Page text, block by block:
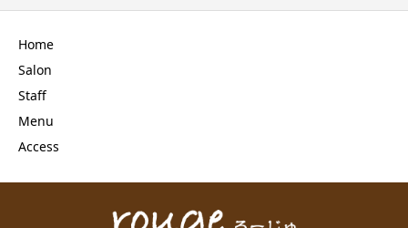
Home
Salon
Staff
Menu
Access